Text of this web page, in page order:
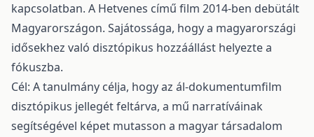
kapcsolatban. A Hetvenes című film 2014-ben debütált
Magyarországon. Sajátossága, hogy a magyarországi
idősekhez való disztópikus hozzáállást helyezte a
fókuszba.
Cél: A tanulmány célja, hogy az ál-dokumentumfilm
disztópikus jellegét feltárva, a mű narratíváinak
segítségével képet mutasson a magyar társadalom